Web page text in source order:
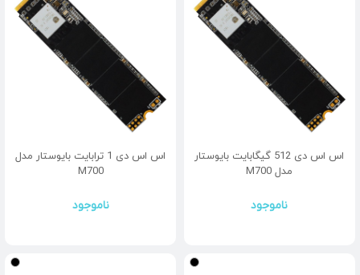
اس اس دی 512 گیگابایت بایوستار
مدل M700
ناموجود
اس اس دی 1 ترابایت بایوستار مدل
M700
ناموجود